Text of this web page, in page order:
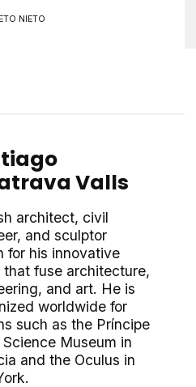
NIETO
Valls
architect, civil
and sculptor
for his innovative
that fuse architecture,
and art. He is
worldwide for
such as the Príncipe
Science Museum in
and the Oculus in